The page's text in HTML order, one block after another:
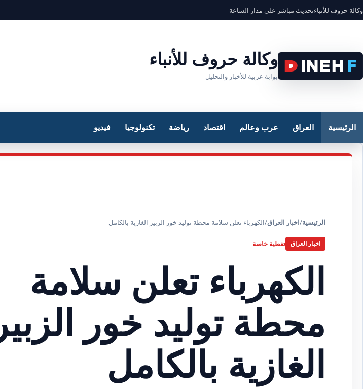
وكالة حروف للأنباءتحديث مباشر على مدار الساعة
وكالة حروف للأنباء
بوابة عربية للأخبار والتحليل
الرئيسية العراق عرب وعالم اقتصاد رياضة تكنولوجيا فيديو
الرئيسية/اخبار العراق/الكهرباء تعلن سلامة محطة توليد خور الزبير الغازية بالكامل
اخبار العراق تغطية خاصة
الكهرباء تعلن سلامة
محطة توليد خور الزبير
الغازية بالكامل